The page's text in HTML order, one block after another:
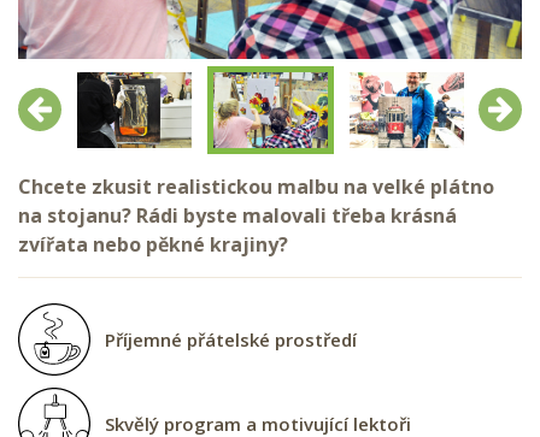
Předchozí Další
Chcete zkusit realistickou malbu na velké plátno
na stojanu? Rádi byste malovali třeba krásná
zvířata nebo pěkné krajiny?
Příjemné přátelské prostředí
Skvělý program a motivující lektoři